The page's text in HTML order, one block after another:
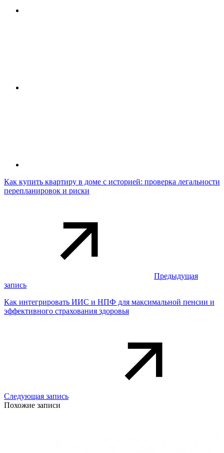
Как купить квартиру в доме с историей: проверка легальности
перепланировок и риски
Предыдущая
запись
Как интегрировать ИИС и НПФ для максимальной пенсии и
эффективного страхования здоровья
Следующая запись
Похожие записи